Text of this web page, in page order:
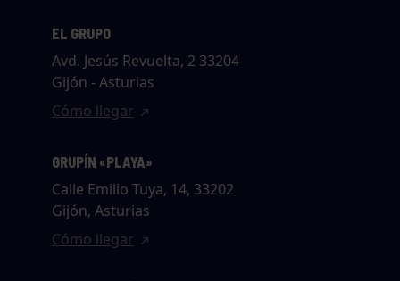
EL GRUPO
Avd. Jesús Revuelta, 2 33204
Gijón - Asturias
Cómo llegar
GRUPÍN «PLAYA»
Calle Emilio Tuya, 14, 33202
Gijón, Asturias
Cómo llegar